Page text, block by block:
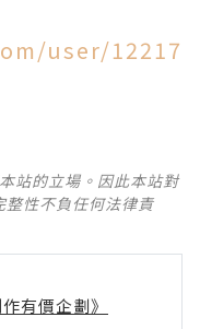
user/12217
站的立場。因此本站對
性不負任何法律責
有價企劃》